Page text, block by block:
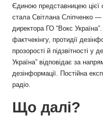
Єдиною представницею цієї
стала Світлана Сліпченко —
директора ГО “Вокс
фактчекінгу, протидії
прозорості й підзвітності у
Україна” відповідає за
дезінформації. Постійна
радіо.
Що далі?